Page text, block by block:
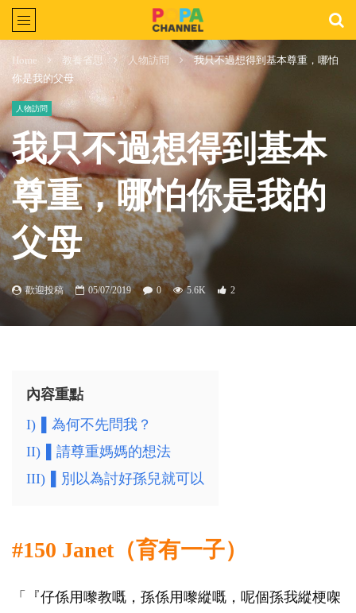
Home 教養省思 人物訪問
我只不過想得到基本尊重，哪怕
你是我的父母
人物訪問
我只不過想得到基本
尊重，哪怕你是我的
父母
歡迎投稿 05/07/2019 0 5.6K 2
內容重點
I)
▌為何不先問我？
II)
▌請尊重媽媽的想法
III)
▌別以為討好孫兒就可以
#150 Janet（育有一子）
「『仔係用嚟教嘅，孫係用嚟縱嘅，呢個孫我縱梗㗎